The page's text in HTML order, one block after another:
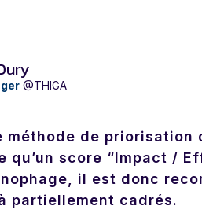
@THIGA
méthode de priorisation
qu’un score “Impact /
, il est donc
partiellement cadrés.